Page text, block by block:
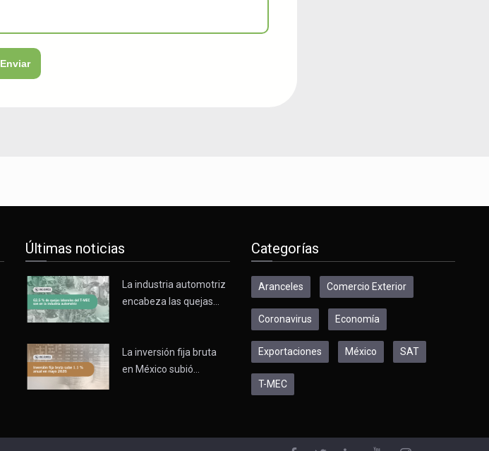
Enviar
Últimas noticias
La industria automotriz
encabeza las quejas…
La inversión fija bruta
en México subió…
Categorías
Aranceles Comercio Exterior
Coronavirus Economía
Exportaciones México SAT
T-MEC